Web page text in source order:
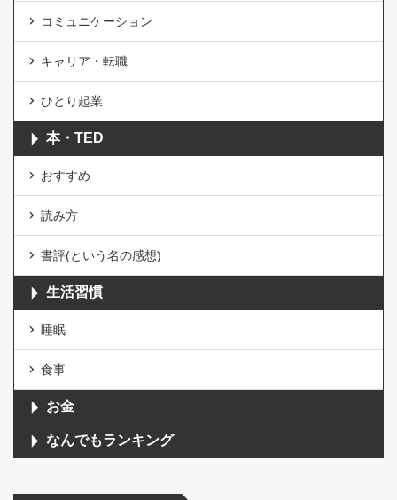
コミュニケーション
キャリア・転職
ひとり起業
本・TED
おすすめ
読み方
書評(という名の感想)
生活習慣
睡眠
食事
お金
なんでもランキング